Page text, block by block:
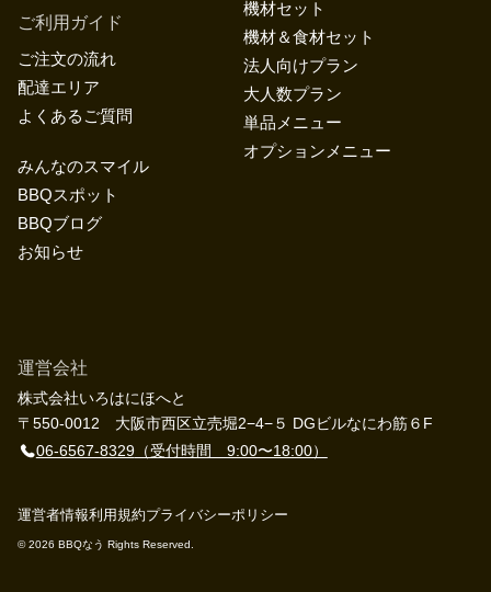
運営会社
株式会社いろはにほへと
〒550-0012 大阪市西区立売堀2−4−５ DGビルなにわ筋６F
06-6567-8329（受付時間 9:00〜18:00）
機材セット
機材＆食材セット
法人向けプラン
大人数プラン
単品メニュー
オプションメニュー
ご利用ガイド
ご注文の流れ
配達エリア
よくあるご質問
みんなのスマイル
BBQスポット
BBQブログ
お知らせ
運営者情報利用規約プライバシーポリシー
©︎ 2026 BBQなう Rights Reserved.